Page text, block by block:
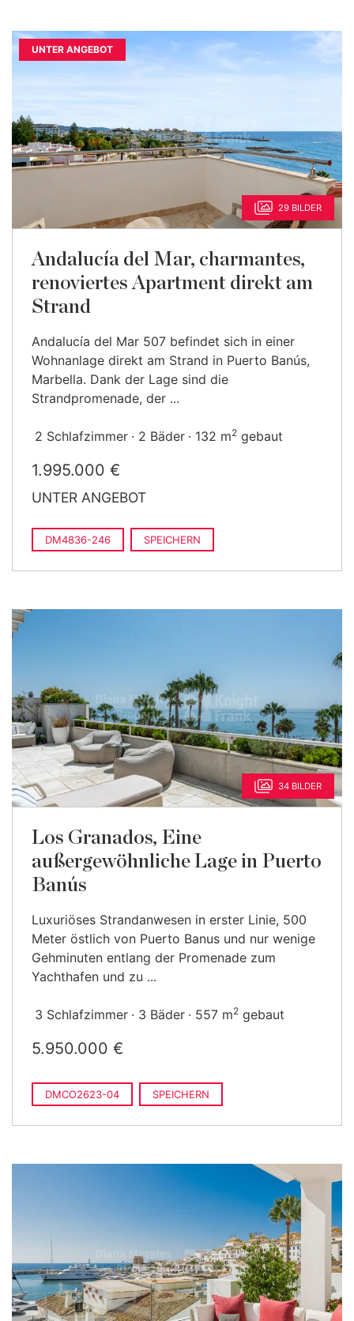
UNTER ANGEBOT
29 BILDER
Andalucía del Mar, charmantes,
renoviertes Apartment direkt am
Strand
Andalucía del Mar 507 befindet sich in einer
Wohnanlage direkt am Strand in Puerto Banús,
Marbella. Dank der Lage sind die
Strandpromenade, der ...
2 Schlafzimmer 2 Bäder 132 m2 gebaut
1.995.000 €
UNTER ANGEBOT
DM4836-246 SPEICHERN
34 BILDER
Los Granados, Eine
außergewöhnliche Lage in Puerto
Banús
Luxuriöses Strandanwesen in erster Linie, 500
Meter östlich von Puerto Banus und nur wenige
Gehminuten entlang der Promenade zum
Yachthafen und zu ...
3 Schlafzimmer 3 Bäder 557 m2 gebaut
5.950.000 €
DMCO2623-04 SPEICHERN